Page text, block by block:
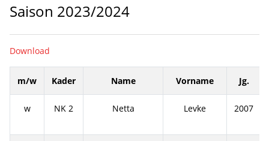
Saison 2023/2024
Download
m/w Kader Name Vorname Jg.
w NK 2 Netta Levke 2007